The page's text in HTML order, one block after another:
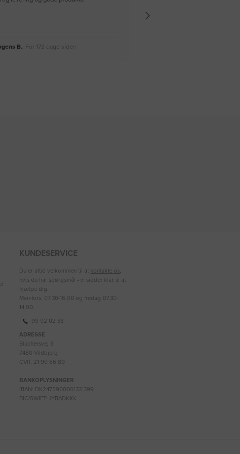
B., For 173 dage siden
KUNDESERVICE
Du er altid velkommen til at kontakte os,
hvis du har spørgsmål - vi sidder klar til at
hjælpe dig.
Man-tors: 07.30-16.00 og fredag 07.30-
14.00.
99 92 02 33
ADRESSE
Blüchersvej 3
7480 Vildbjerg
CVR: 21 90 66 89
BANKOPLYSNINGER
IBAN: DK2475900001331399
BIC/SWIFT: JYBADKKK